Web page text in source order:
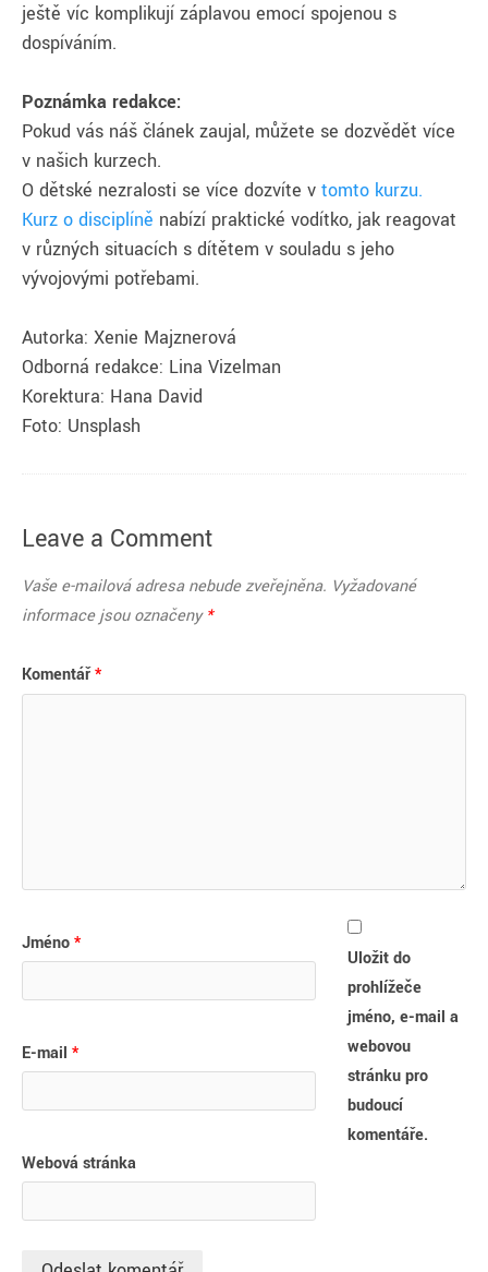
ještě víc komplikují záplavou emocí spojenou s
dospíváním.
Poznámka redakce:
Pokud vás náš článek zaujal, můžete se dozvědět více
v našich kurzech.
O dětské nezralosti se více dozvíte v tomto kurzu.
Kurz o disciplíně nabízí praktické vodítko, jak reagovat
v různých situacích s dítětem v souladu s jeho
vývojovými potřebami.
Autorka: Xenie Majznerová
Odborná redakce: Lina Vizelman
Korektura: Hana David
Foto: Unsplash
Leave a Comment
Vaše e-mailová adresa nebude zveřejněna. Vyžadované
informace jsou označeny*
Komentář*
Jméno*
E-mail *
Webová stránka
Uložit do
prohlížeče
jméno, e-mail a
webovou
stránku pro
budoucí
komentáře.